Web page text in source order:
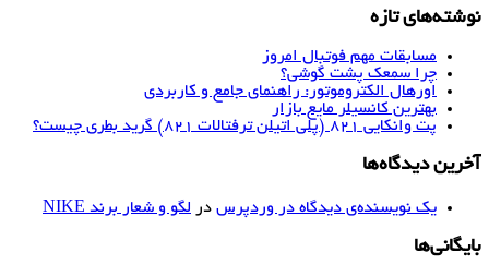
نوشته‌های تازه
مسابقات مهم فوتبال امروز
چرا سمعک پشت گوشی؟
اورهال الکتروموتور: راهنمای جامع و کاربردی
بهترین کانسیلر مایع بازار
پت وانکایی ۸۲۱ (پلی اتیلن ترفتالات ۸۲۱) گرید بطری چیست؟
آخرین دیدگاه‌ها
یک نویسنده‌ی دیدگاه در وردپرس در لگو و شعار برند NIKE
بایگانی‌ها